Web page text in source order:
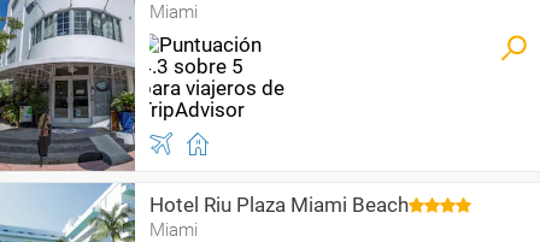
Miami
Hotel Riu Plaza Miami Beach
Miami